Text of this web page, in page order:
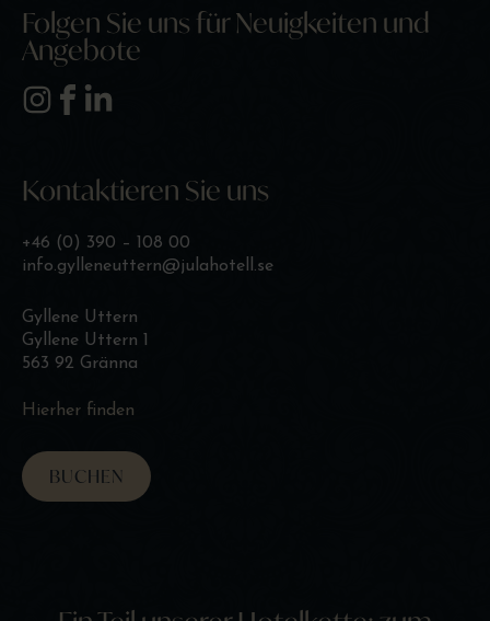
Folgen Sie uns für Neuigkeiten und
Angebote
Kontaktieren Sie uns
+46 (0) 390 – 108 00
info.gylleneuttern@julahotell.se
Gyllene Uttern
Gyllene Uttern 1
563 92 Gränna
Hierher finden
BUCHEN